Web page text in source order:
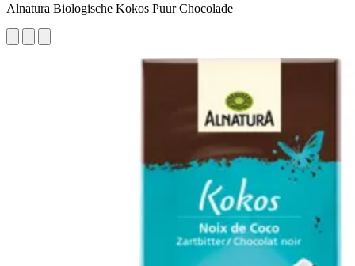
Alnatura Biologische Kokos Puur Chocolade